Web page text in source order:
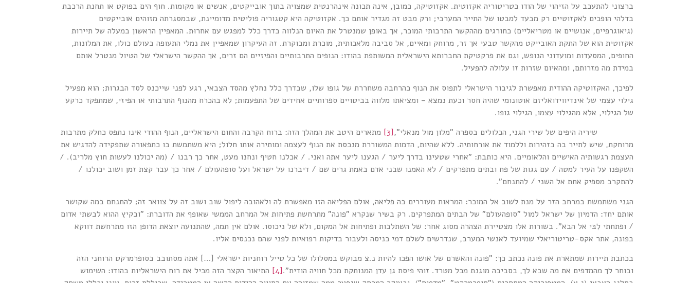
ברצוני להתעכב על הזיהוי של הודו כטריטוריה אקזוטית. אקזוטיקה, כמובן, אינה תכונה אינהרנטית שמצויה בתוך אובייקטים, אנשים או מקומות. חוף הים בפוקט או תחנת הרכבת
בדלהי הופכים לאקזוטיים רק מבעד למבטו של התייר המערבי; ורק מבט זה מגדיר אותם כך. אקזוטיקה היא קטגוריה פוליטית מדומיינת, שבמסגרתה מזוהים אובייקטים
(גיאוגרפיים, אנושיים או מטריאליים) כחורגים מההקשר התרבותי המוכר, אך באופן שמנטרל את האיום הנלווה בדרך כלל למפגש עם אחרוּת. המאפיין הראשון במעלה של תיירות
אקזוטית הוא של התקת האובייקט מהקשר טבעי אך זר, מרוחק ומאיים, אל סביבה מלאכותית, מוכרת ומבוקרת. זה העיקרון שמאפיין את נמלי התעופה בעולם כולו, את המלונות,
החופים, המסעדות ומועדוני הנופש, וגם את פרקטיקת החברותא הישראלית המשותפת בהודו: הנופים התרבותיים והפיזיים הם זרים, אך ההקשר הישראלי של הטיול מנטרל אותם
במידת מה מזרותם, ומהאיום שזרות זו עלולה להפעיל.
לפיכך, האקזוטיקה ההודית מאפשרת לגיבור הישראלי לתפוס את הנוף כהרחבה משחררת של גופו שלו, שבדרך כלל נחלץ מהסד הצבאי, רגע לפני שייכנס לסד הבגרות; הוא מפעיל
גילוי עצמי של אינדיווידואליזם אוטונומי שהיה חסר וכעת נמצא – ומציאתו מלווה בביטויים ספרותיים אחידים של התפעמות; לא בהכרח מהנוף התרבותי או הפיזי, שמתפקד כרקע
של הגילוי, אלא מהגילוי עצמו, הגילוי גופו.
שיריה היפים של שירי הגני, הכלולים בספרה "מלון מול מנאלי",[3]
מתארים היטב את המהלך הזה: ברוח הקִרבה והחום הישראליים, הנוף ההודי אינו נתפס כחלק מתרבות
מרוחקת, שיש לתייר בה בזהירות וללמוד את אורחותיה. ללא שהיות, הדמות המשוררת מנכסת את הנוף לעצמה ומותירה אותו חלול; היא משתמשת בו כתפאורה שתפקידה להדגיש את
העצמת רגשותיה האישיים והלאומיים. היא כותבת: "אחרי שטעינו בדרך ליער / הגענו ליער אתה ואני. / אכלנו חטיף ונחנו מעט, אחר כך רבנו / (מה יכולנו לעשות חוץ מלריב). /
השקפנו על העיר למטה / עם גגות של פח ובתים מתפרקים / לא האמנו שבני אדם באמת גרים שם / דיברנו על ישראל ועל סופהעולם / אחר כך עבר קצת זמן ושוב יכולנו /
להתקרב מספיק אחת אל השני / להתנחם".
הגני משתמשת במרחב הזר על מנת לשוב אל המוכר: המראות מעוררים בה פליאה, אולם הפליאה הזו מאפשרת לה ולאהובה ליפול שוב ושוב זה על צוואר זה; להתנחם במה שקושר
אותם יחד: הדמיון של ישראל למול "סופהעולם" של הבתים המתפרקים. רק בשיר שנקרא "פונה" מתרחשת פתיחות אל המרחב הממשי שאופף את הדוברת: "ובקיץ ההוא לבשתי אדום
/ ופתחתי לִבּי אל הבא". בשורות אלו מצטיירת הצהרה מסוג אחר: של השתלבות ופתיחות אל המקום, ולא של ניכוסו. אולם אין תמה, שהתנועה יוצאת הדופן הזו מתרחשת דווקא
בפונה, אתר אקס-טריטוריאלי שמיועד לאנשי המערב, שנדרשים לשלם דמי כניסה ולעבור בדיקות רפואיות לפני שהם נכנסים אליו.
בכתבת תיירות שמתארת את פונה נכתב כך: "פונה והאשרם של אושו הפכו להיות נ.צ מבוקש במסלולו של כל טייל רוחניות ישראלי […] אתה מסתובב בסופרמרקט הרוחני הזה
ובוחר לך מהמדפים את מה שבא לך, בסביבה מוגנת מכל מטרד. זוהי פיסת גן עדן המנותקת מכל חוויה הודית".[4]
התיאור הקצר הזה מכיל את רוח הישראליות בהודו: השימוש